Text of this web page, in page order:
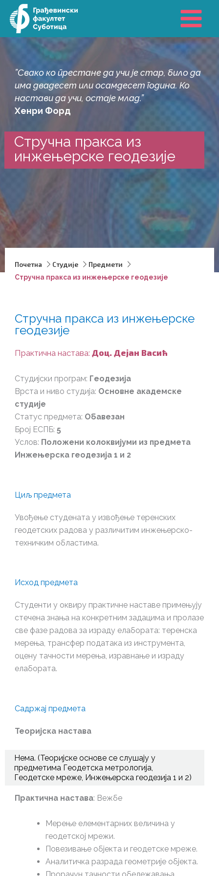
Пређи
садржај
”Свако ко престане да учи је стар, било да
има двадесет или осамдесет година. Ко
настави да учи, остаје млад.”
Хенри Форд
Стручна пракса из
инжењерске геодезије
Почетна Студије Предмети
Стручна пракса из инжењерске геодезије
Стручна пракса из инжењерске
геодезије
Практична настава: Доц. Дејан Васић
Студијски програм: Геодезија
Врста и ниво студија: Основне академске
студије
Статус предмета: Обавезан
Број ЕСПБ: 5
Услов: Положени колоквијуми из предмета
Инжењерска геодезија 1 и 2
Циљ предмета
Увођење студената у извођење теренских
геодетских радова у различитим инжењерско-
техничким областима.
Исход предмета
Студенти у оквиру практичне наставе примењују
стечена знања на конкретним задацима и пролазе
све фазе радова за израду елабората: теренска
мерења, трансфер података из инструмента,
оцену тачности мерења, изравнање и израду
елабората.
Садржај предмета
Теоријска настава
Нема. (Теоријске основе се слушају у
предметима Геодетска метрологија,
Геодетске мреже, Инжењерска геодезија 1 и 2)
Практична настава: Вежбе
Мерење елементарних величина у
геодетској мрежи.
Повезивање објекта и геодетске мреже.
Аналитичка разрада геометрије објекта.